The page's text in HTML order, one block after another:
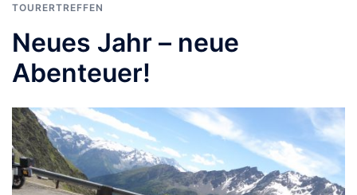
TOURERTREFFEN
Neues Jahr – neue
Abenteuer!